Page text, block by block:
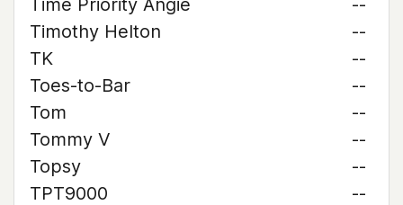
Time Priority Angie
--
Timothy Helton
--
TK
--
Toes-to-Bar
--
Tom
--
Tommy V
--
Topsy
--
TPT9000
--